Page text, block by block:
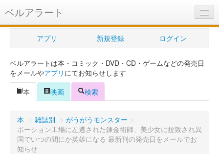
ベルアラート
ベルアラートとは
ヘルプ
新規登録
ログイン
購入管理
Myシェルフ
アプリ 新規登録 ログイン
ベルアラートは本・コミック・DVD・CD・ゲームなどの発売日
をメールやアプリ にてお知らせします
本
映画 検索
本 > 雑誌別 > がうがうモンスター >
ポーション工場に左遷された錬金術師、美少女に拉致され異
国でいつの間にか英雄になる 最新刊の発売日をメールでお
知らせ